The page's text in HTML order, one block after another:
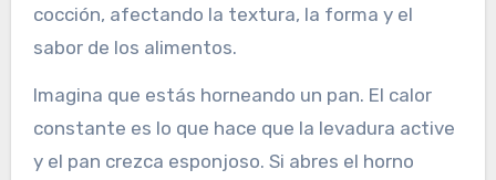
cocción, afectando la textura, la forma y el
sabor de los alimentos.
Imagina que estás horneando un pan. El calor
constante es lo que hace que la levadura active
y el pan crezca esponjoso. Si abres el horno